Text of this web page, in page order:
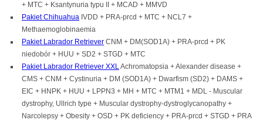
+ MTC + Ksantynuria typu II + MCAD + MMVD
Pakiet Chihuahua IVDD + PRA-prcd + MTC + NCL7 +
Methaemoglobinaemia
Pakiet Labrador Retriever CNM + DM(SOD1A) + PRA-prcd + PK
niedobór + HUU + SD2 + STGD + MTC
Pakiet Labrador Retriever XXLAchromatopsia + Alexander disease +
CMS + CNM + Cystinuria + DM (SOD1A) + Dwarfism (SD2) + DAMS +
EIC + HNPK + HUU + LPPN3 + MH + MTC + MTM1 + MDL - Muscular
dystrophy, Ullrich type + Muscular dystrophy-dystroglycanopathy +
Narcolepsy + Obesity + OSD + PK deficiency + PRA-prcd + STGD + PRA